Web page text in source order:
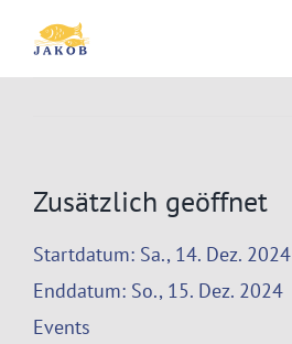
Inhalt
springen
Zusätzlich geöffnet
Startdatum: Sa., 14. Dez. 2024
Enddatum: So., 15. Dez. 2024
Events